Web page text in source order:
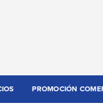
PROMOCIÓN